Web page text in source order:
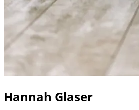
Hannah Glaser